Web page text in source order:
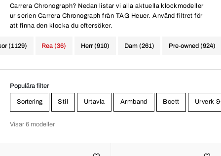
Carrera Chronograph? Nedan listar vi alla aktuella klockmodeller
ur serien Carrera Chronograph från TAG Heuer. Använd filtret för
att finna den klocka du eftersöker.
(1129) Herr (910) Dam (261) Pre-owned (924)
Rea (36)
Populära filter
Sortering Stil Urtavla Armband Boett Urverk
Visar 6 modeller